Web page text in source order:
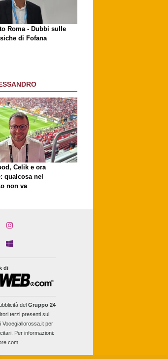
Roma - Dubbi sulle
di Fofana
Celik e ora
qualcosa nel
non va
di
del Gruppo 24
terzi presenti sul
Vocegiallorossa.it per
Per informazioni: